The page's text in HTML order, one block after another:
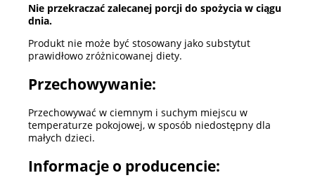
Nie przekraczać zalecanej porcji do spożycia w ciągu
dnia.
Produkt nie może być stosowany jako substytut
prawidłowo zróżnicowanej diety.
Przechowywanie:
Przechowywać w ciemnym i suchym miejscu w
temperaturze pokojowej, w sposób niedostępny dla
małych dzieci.
Informacje o producencie: